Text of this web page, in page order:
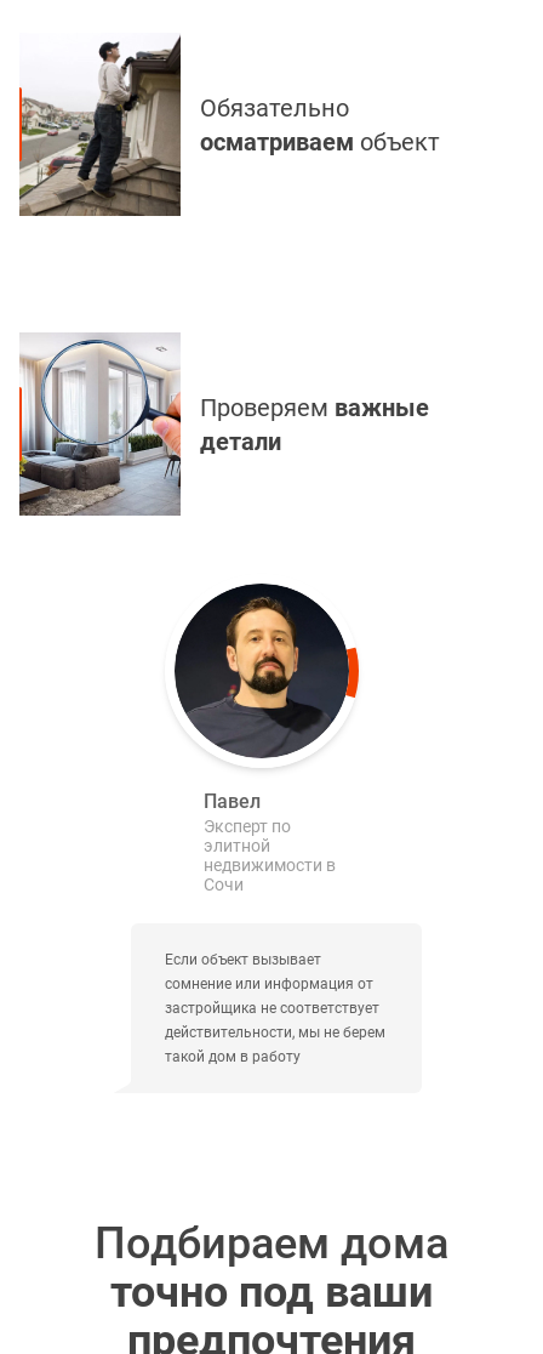
Обязательно
осматриваем объект
Проверяем важные
детали
Павел
Эксперт по
элитной
недвижимости в
Сочи
Если объект вызывает
сомнение или информация от
застройщика не соответствует
действительности, мы не берем
такой дом в работу
Подбираем дома
точно под ваши
предпочтения